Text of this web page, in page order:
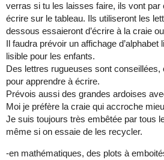
verras si tu les laisses faire, ils vont par
écrire sur le tableau. Ils utiliseront les
dessous essaieront d’écrire à la craie
Il faudra prévoir un affichage
lisible pour les enfants.
Des lettres rugueuses sont conseillées,
pour apprendre à écrire.
Prévois aussi des grandes ardoises
Moi je préfère la craie qui accroche
Je suis toujours très embêtée par tous
même si on essaie de les recycler.
-en mathématiques, des plots à